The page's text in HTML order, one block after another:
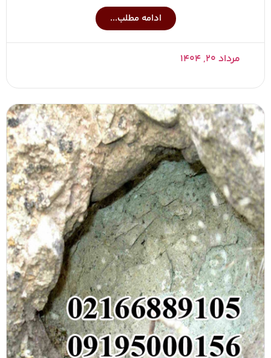
ادامه مطلب...
مرداد ۲۰, ۱۴۰۴